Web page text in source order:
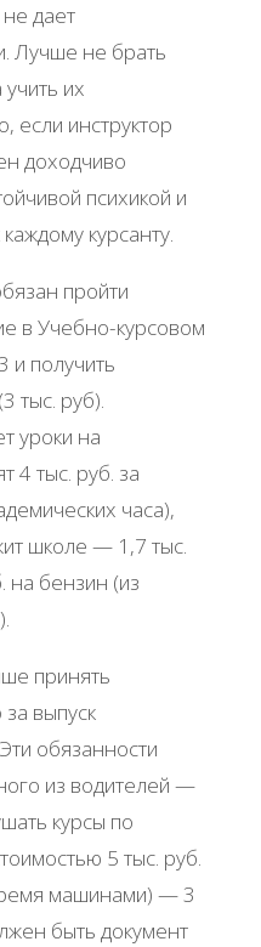
дает
Лучше не брать
их
если инструктор
доходчиво
психикой и
курсанту.
пройти
в Учебно-курсовом
и получить
тыс. руб).
уроки на
4 тыс. руб. за
часа),
школе — 1,7 тыс.
на бензин (из
принять
выпуск
обязанности
из водителей —
курсы по
5 тыс. руб.
машинами) — 3
быть документ